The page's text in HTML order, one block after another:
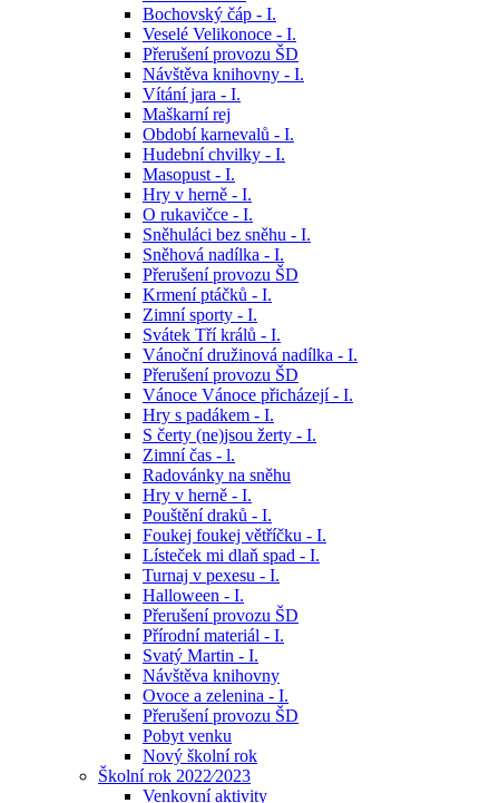
Bochovský čáp - I.
Veselé Velikonoce - I.
Přerušení provozu ŠD
Návštěva knihovny - I.
Vítání jara - I.
Maškarní rej
Období karnevalů - I.
Hudební chvilky - I.
Masopust - I.
Hry v herně - I.
O rukavičce - I.
Sněhuláci bez sněhu - I.
Sněhová nadílka - I.
Přerušení provozu ŠD
Krmení ptáčků - I.
Zimní sporty - I.
Svátek Tří králů - I.
Vánoční družinová nadílka - I.
Přerušení provozu ŠD
Vánoce Vánoce přicházejí - I.
Hry s padákem - I.
S čerty (ne)jsou žerty - I.
Zimní čas - l.
Radovánky na sněhu
Hry v herně - I.
Pouštění draků - I.
Foukej foukej větříčku - I.
Lísteček mi dlaň spad - I.
Turnaj v pexesu - I.
Halloween - I.
Přerušení provozu ŠD
Přírodní materiál - I.
Svatý Martin - I.
Návštěva knihovny
Ovoce a zelenina - I.
Přerušení provozu ŠD
Pobyt venku
Nový školní rok
Školní rok 2022⁄2023
Venkovní aktivity